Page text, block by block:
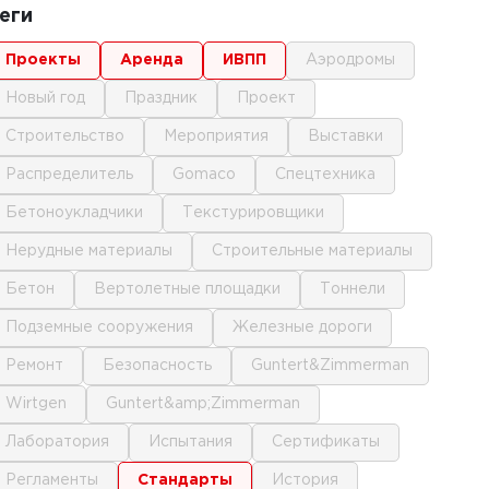
проекты аренда ИВПП аэродромы
новый год праздник проект
строительство мероприятия выставки
распределитель gomaco спецтехника
бетоноукладчики текстурировщики
нерудные материалы строительные материалы
бетон вертолетные площадки тоннели
подземные сооружения железные дороги
ремонт безопасность Guntert&Zimmerman
Wirtgen Guntert&amp;Zimmerman
лаборатория испытания сертификаты
регламенты стандарты история